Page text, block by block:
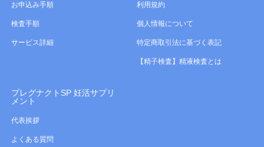
お申込み手順
検査手順
サービス詳細
利用規約
個人情報について
特定商取引法に基づく表記
【精子検査】精液検査とは
プレグナクトSP 妊活サプリ
メント
代表挨拶
よくある質問